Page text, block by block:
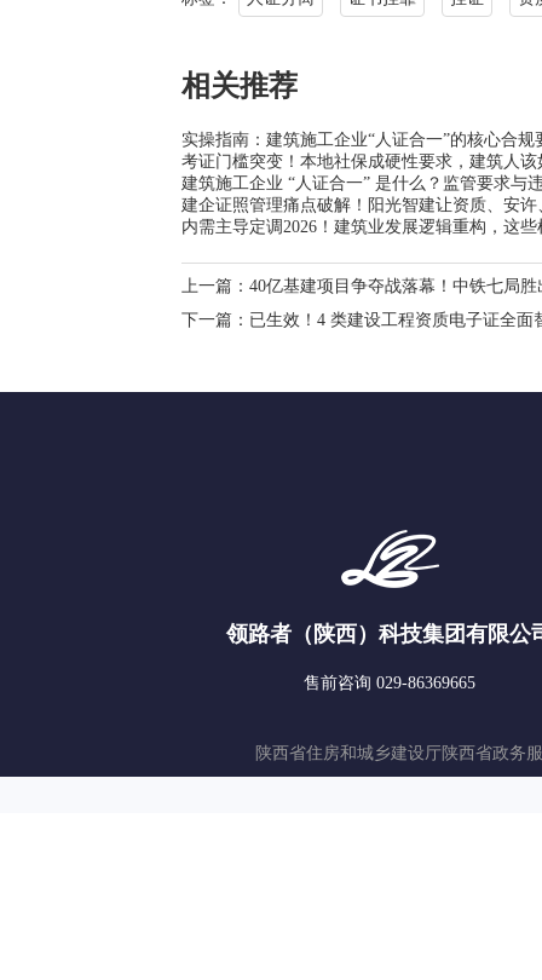
相关推荐
实操指南：建筑施工企业“人证合一”的核心合规
考证门槛突变！本地社保成硬性要求，建筑人该
建筑施工企业 “人证合一” 是什么？监管要求与
建企证照管理痛点破解！阳光智建让资质、安
内需主导定调2026！建筑业发展逻辑重构，这
上一篇： 40亿基建项目争夺战落幕！中铁七局
下一篇： 已生效！4 类建设工程资质电子证全面
领路者（陕西）科技集团有限公
售前咨询 029-86369665
陕西省住房和城乡建设厅陕西省政务